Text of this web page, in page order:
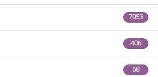
7053
406
68